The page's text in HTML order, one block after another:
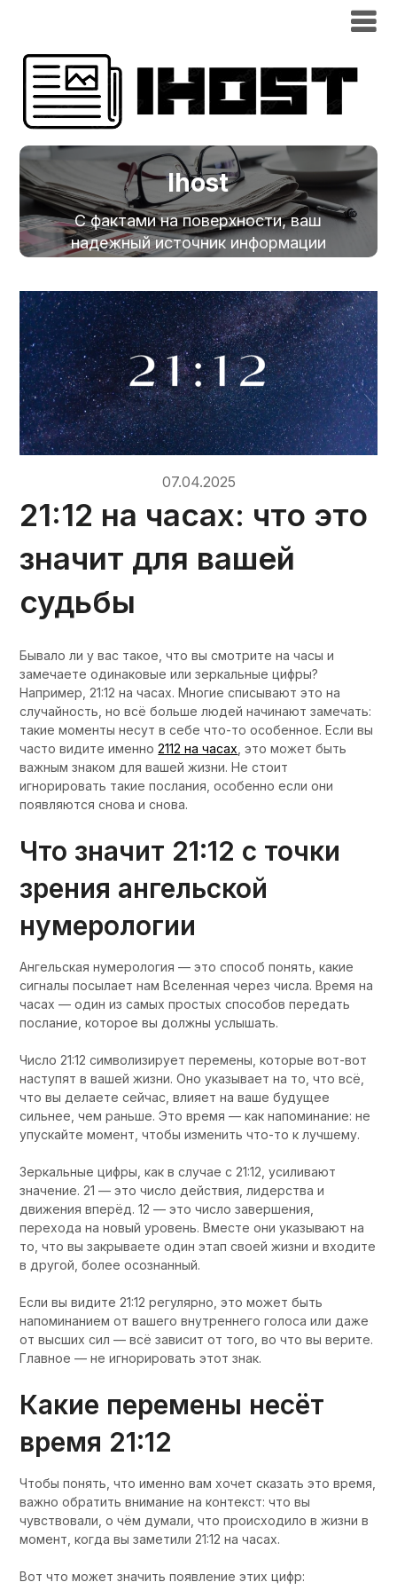
Ihost
С фактами на поверхности, ваш
надежный источник информации
07.04.2025
21:12 на часах: что это
значит для вашей
судьбы
Бывало ли у вас такое, что вы смотрите на часы и
замечаете одинаковые или зеркальные цифры?
Например, 21:12 на часах. Многие списывают это на
случайность, но всё больше людей начинают замечать:
такие моменты несут в себе что-то особенное. Если вы
часто видите именно2112 на часах , это может быть
важным знаком для вашей жизни. Не стоит
игнорировать такие послания, особенно если они
появляются снова и снова.
Что значит 21:12 с точки
зрения ангельской
нумерологии
Ангельская нумерология — это способ понять, какие
сигналы посылает нам Вселенная через числа. Время на
часах — один из самых простых способов передать
послание, которое вы должны услышать.
Число 21:12 символизирует перемены, которые вот-вот
наступят в вашей жизни. Оно указывает на то, что всё,
что вы делаете сейчас, влияет на ваше будущее
сильнее, чем раньше. Это время — как напоминание: не
упускайте момент, чтобы изменить что-то к лучшему.
Зеркальные цифры, как в случае с 21:12, усиливают
значение. 21 — это число действия, лидерства и
движения вперёд. 12 — это число завершения,
перехода на новый уровень. Вместе они указывают на
то, что вы закрываете один этап своей жизни и входите
в другой, более осознанный.
Если вы видите 21:12 регулярно, это может быть
напоминанием от вашего внутреннего голоса или даже
от высших сил — всё зависит от того, во что вы верите.
Главное — не игнорировать этот знак.
Какие перемены несёт
время 21:12
Чтобы понять, что именно вам хочет сказать это время,
важно обратить внимание на контекст: что вы
чувствовали, о чём думали, что происходило в жизни в
момент, когда вы заметили 21:12 на часах.
Вот что может значить появление этих цифр: